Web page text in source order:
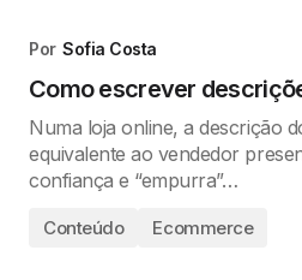
Por Sofia Costa
Como escrever
Numa loja online, a descrição
equivalente ao vendedor
confiança e “empurra”…
Conteúdo Ecommerce